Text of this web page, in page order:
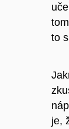
to
je,